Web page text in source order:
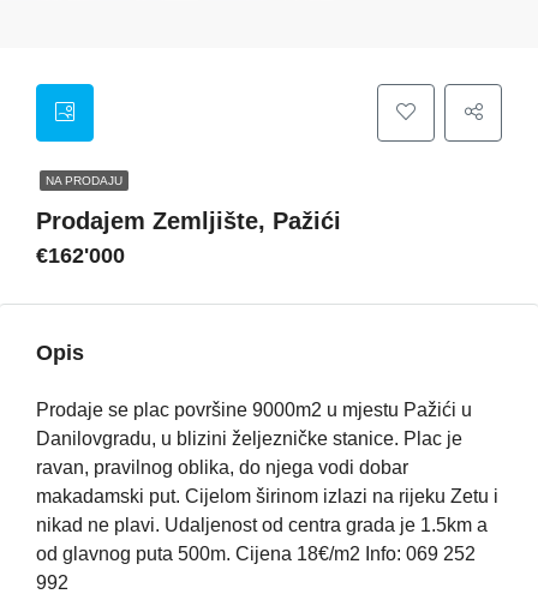
NA PRODAJU
Prodajem Zemljište, Pažići
€162'000
Opis
Prodaje se plac površine 9000m2 u mjestu Pažići u
Danilovgradu, u blizini željezničke stanice. Plac je
ravan, pravilnog oblika, do njega vodi dobar
makadamski put. Cijelom širinom izlazi na rijeku Zetu i
nikad ne plavi. Udaljenost od centra grada je 1.5km a
od glavnog puta 500m. Cijena 18€/m2 Info: 069 252
992